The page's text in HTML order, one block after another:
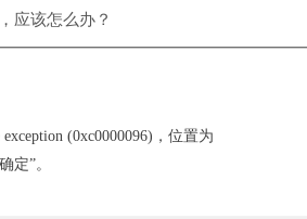
应该怎么办？
(0xc0000096)，位置为
定”。